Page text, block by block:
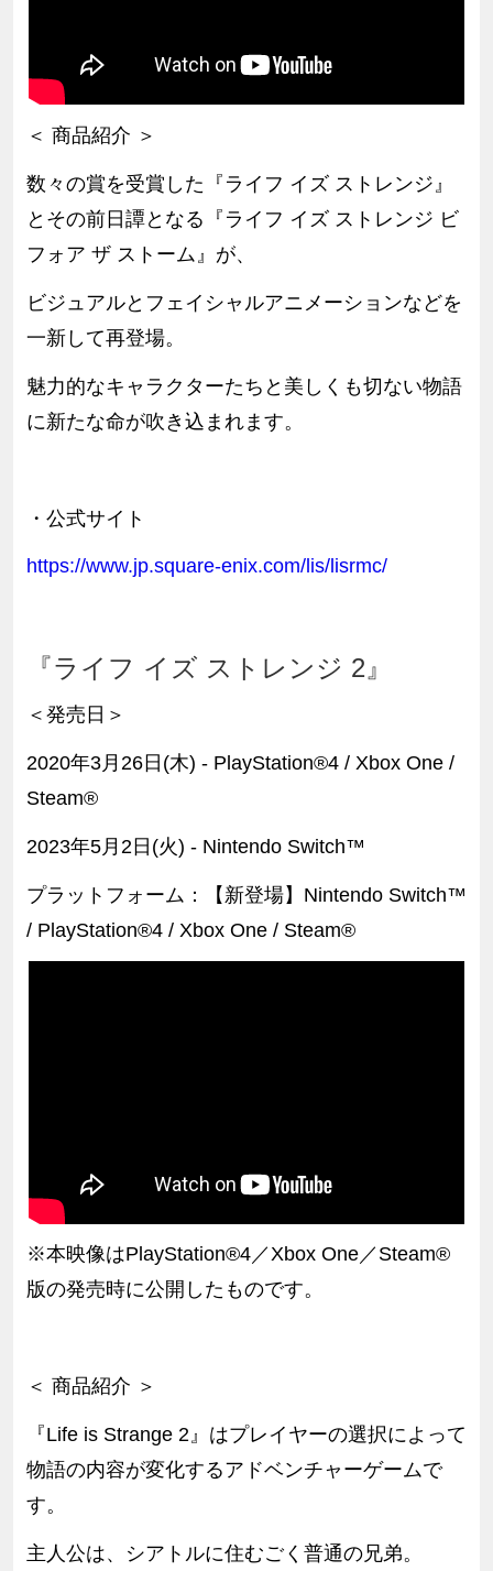
＜ 商品紹介 ＞
数々の賞を受賞した『ライフ イズ ストレンジ』
とその前日譚となる『ライフ イズ ストレンジ ビ
フォア ザ ストーム』が、
ビジュアルとフェイシャルアニメーションなどを
一新して再登場。
魅力的なキャラクターたちと美しくも切ない物語
に新たな命が吹き込まれます。
・公式サイト
https://www.jp.square-enix.com/lis/lisrmc/
『ライフ イズ ストレンジ 2』
＜発売日＞
2020年3月26日(木) - PlayStation®4 / Xbox One /
Steam®
2023年5月2日(火) - Nintendo Switch™
プラットフォーム：【新登場】Nintendo Switch™
/ PlayStation®4 / Xbox One / Steam®
※本映像はPlayStation®4／Xbox One／Steam®
版の発売時に公開したものです。
＜ 商品紹介 ＞
『Life is Strange 2』はプレイヤーの選択によって
物語の内容が変化するアドベンチャーゲームで
す。
主人公は、シアトルに住むごく普通の兄弟。